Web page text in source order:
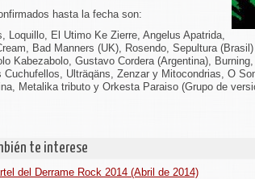
hasta la fecha son:
Loquillo, El Utimo Ke Zierre, Angelus Apatrida,
Bad Manners (UK), Rosendo, Sepultura
Kabezabolo, Gustavo Cordera (Argentina),
Cuchufellos, Ulträqäns, Zenzar y Mitocondrias, O
Metalika tributo y Orkesta Paraiso (Grupo de
te interese
del Derrame Rock 2014 (Abril de 2014)